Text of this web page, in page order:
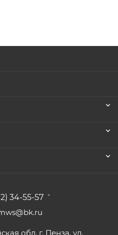
34-55-57
обл. г. Пенза, ул.